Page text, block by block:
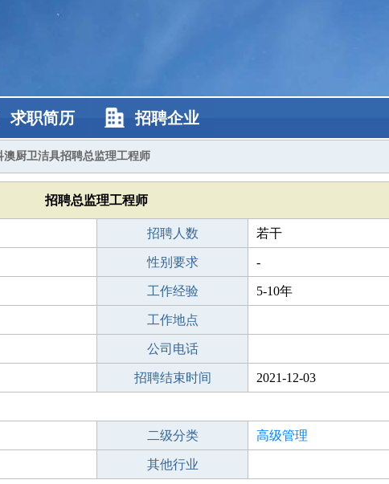
求职简历 招聘企业
澳厨卫洁具招聘总监理工程师
招聘总监理工程师
招聘人数 若干
性别要求 -
工作经验 5-10年
工作地点
公司电话
招聘结束时间 2021-12-03
二级分类 高级管理
其他行业